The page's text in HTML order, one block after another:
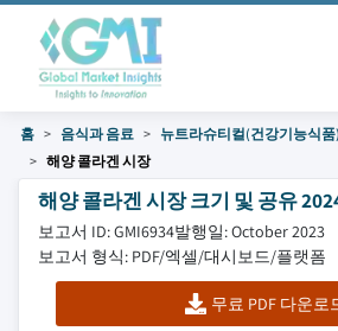
홈 음식과 음료 뉴트라슈티컬(건강기능식품)
해양 콜라겐 시장
해양 콜라겐 시장 크기 및 공유
보고서 ID: GMI6934발행일: October 2023
보고서 형식: PDF/엑셀/대시보드/플랫폼
무료 PDF 다운로